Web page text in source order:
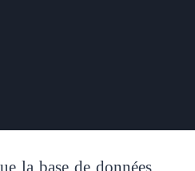
la base de données